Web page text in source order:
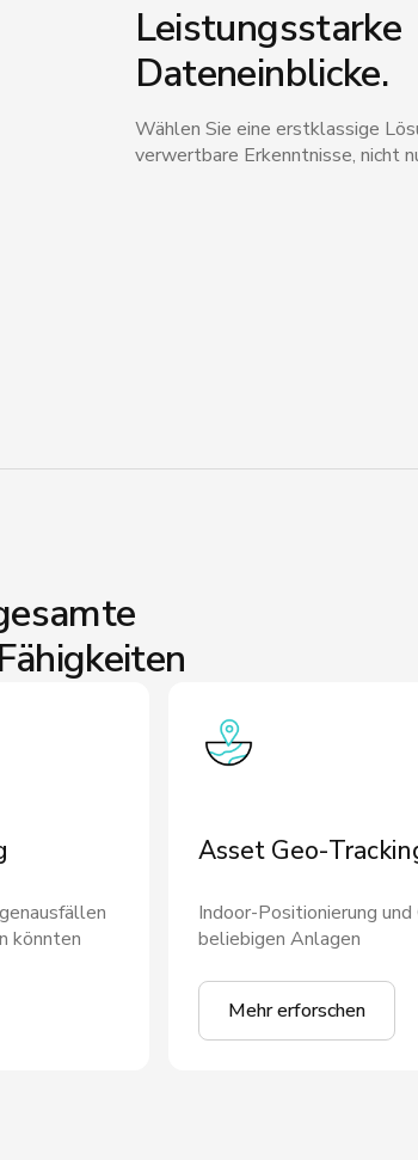
Leistungsstarke
Dateneinblicke.
Wählen Sie eine erstklassige
verwertbare Erkenntnisse, nicht
könnten
Asset Geo-
Indoor-Positionierung und
beliebigen Anlagen
Mehr erforschen